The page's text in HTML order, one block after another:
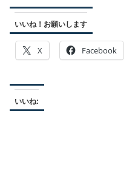
いいね！お願いします
X Facebook
いいね: